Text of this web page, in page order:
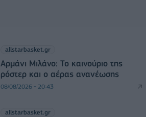
allstarbasket.gr
Αρμάνι Μιλάνο: Το καινούριο της
ρόστερ και ο αέρας ανανέωσης
08/08/2026 - 20:43
allstarbasket.gr